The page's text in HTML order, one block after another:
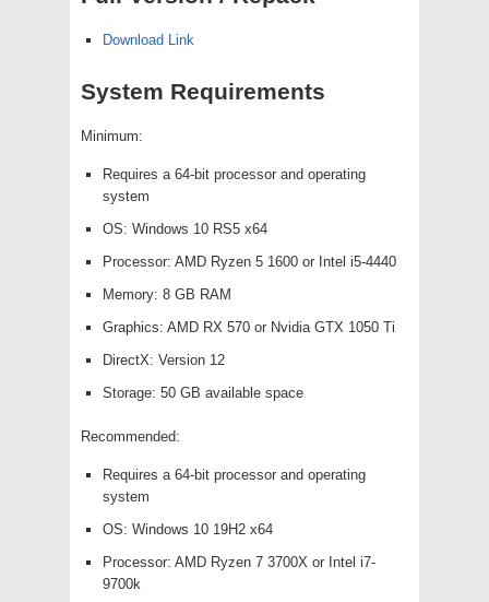
Download Link
System Requirements
Minimum:
Requires a 64-bit processor and operating
system
OS: Windows 10 RS5 x64
Processor: AMD Ryzen 5 1600 or Intel i5-4440
Memory: 8 GB RAM
Graphics: AMD RX 570 or Nvidia GTX 1050 Ti
DirectX: Version 12
Storage: 50 GB available space
Recommended:
Requires a 64-bit processor and operating
system
OS: Windows 10 19H2 x64
Processor: AMD Ryzen 7 3700X or Intel i7-
9700k